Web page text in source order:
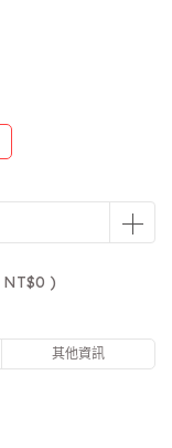
NT$0 )
其他資訊